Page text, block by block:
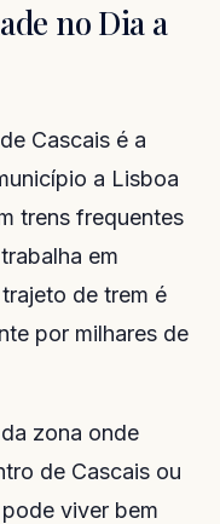
no Dia a
Cascais é a
a Lisboa
trens frequentes
em
de trem é
por milhares de
zona onde
de Cascais ou
viver bem